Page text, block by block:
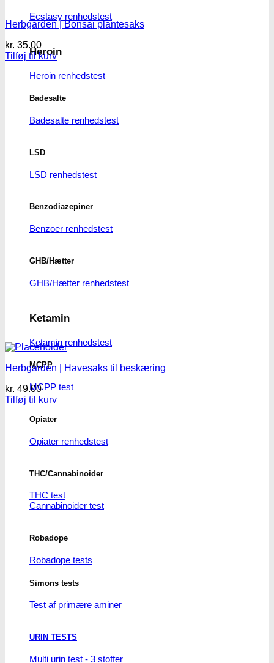
Ecstasy renhedstest
Heroin
Heroin renhedstest
Badesalte
Badesalte renhedstest
LSD
LSD renhedstest
Benzodiazepiner
Benzoer renhedstest
GHB/Hætter
GHB/Hætter renhedstest
Ketamin
Ketamin renhedstest
MCPP
MCPP test
Opiater
Opiater renhedstest
THC/Cannabinoider
THC test
Cannabinoider test
Robadope
Robadope tests
Simons tests
Test af primære aminer
URIN TESTS
Multi urin test - 3 stoffer
Herbgarden | Bonsai plantesaks
kr. 35.00
Tilføj til kurv
Herbgarden | Havesaks til beskæring
kr. 49.00
Tilføj til kurv